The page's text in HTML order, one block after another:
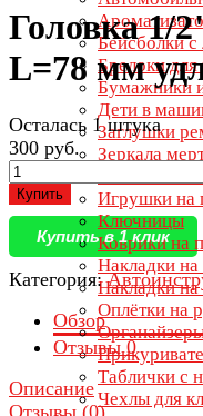
Бейсболки с
Брелоки
Бумажники
Дети в
Заглушки
Зеркала
Зонты с
Игрушки на
Ключницы
Коврики на
Накладки на
Накладки на
Оплётки на
Таблички с
Чехлы для
Головка 1/
L=78 мм
Осталась 1 штука
300 руб.
Купить
Купить в 1 клик
Категория:
Обзор
Отзывы0
Описание
Отзывы (0)